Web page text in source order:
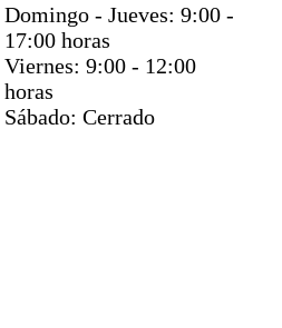
Domingo - Jueves: 9:00 -
17:00 horas
Viernes: 9:00 - 12:00
horas
Sábado: Cerrado